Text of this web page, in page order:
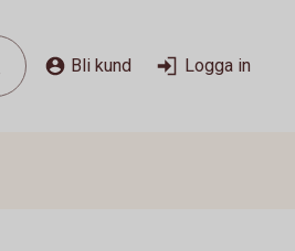
Bli kund Logga in